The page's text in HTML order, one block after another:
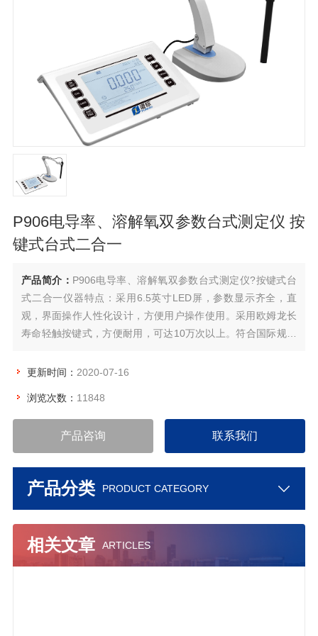
P906电导率、溶解氧双参数台式测定仪 按
键式台式二合一
产品简介： P906电导率、溶解氧双参数台式测定仪?按键式台
式二合一仪器特点：采用6.5英寸LED屏，参数显示齐全，直
观，界面操作人性化设计，方便用户操作使用。采用欧姆龙长
寿命轻触按键式，方便耐用，可达10万次以上。符合国际规范
输出、时钟显示、无线打印、功能设置和自诊断信息等智能化
更新时间： 2020-07-16
浏览次数： 11848
产品咨询 联系我们
产品分类 PRODUCT CATEGORY
相关文章 ARTICLES